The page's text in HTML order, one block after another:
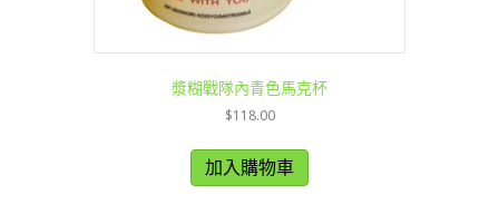
漿糊戰隊內青色馬克杯
$118.00
加入購物車